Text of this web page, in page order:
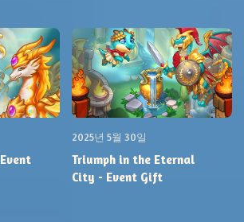
2025년 5월 30일
Triumph in the Eternal
City - Event Gift